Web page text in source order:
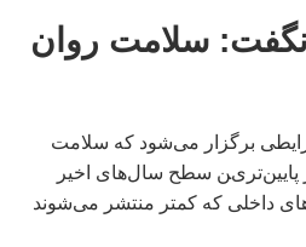
نگفت: سلامت روان
نهایی ۱۴۰۵ در شرایطی برگزار می‌شود که سلامت
پایین‌ترین سطح سال‌های اخیر
داخلی که کمتر منتشر می‌شوند